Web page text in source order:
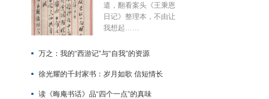
遣，翻看案头《王秉恩
日记》整理本，不由让
我想起……
万之：我的“西游记”与“自我”的资源
徐光耀的千封家书：岁月如歌 信短情长
读《晦庵书话》品“四个一点”的真味